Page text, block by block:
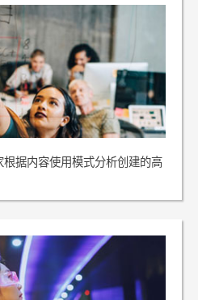
据内容使用模式分析创建的高